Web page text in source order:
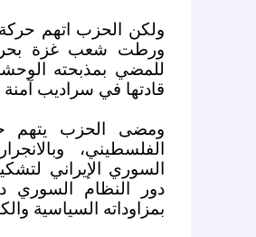
ولكن الحزب اتهم حركة
ورطت شعب غزة
للمضي بمذبحته
قادتها في سراديب
ومضى الحزب يتهم
الفلسطيني،
السوري الإيراني
دور النظام السوري
بمزاوداته السياسية